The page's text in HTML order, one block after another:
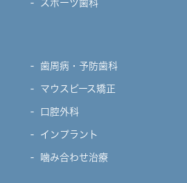
スポーツ歯科
歯周病・予防歯科
マウスピース矯正
口腔外科
インプラント
噛み合わせ治療